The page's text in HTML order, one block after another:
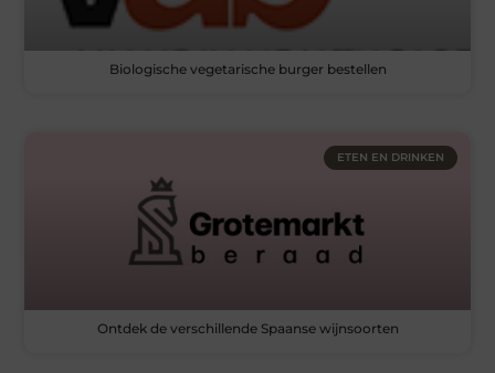
Biologische vegetarische burger bestellen
ETEN EN DRINKEN
Ontdek de verschillende Spaanse wijnsoorten